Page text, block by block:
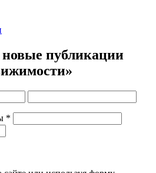
публикации
*